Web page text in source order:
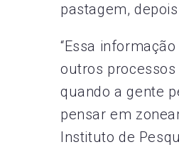
pastagem,
“Essa
outros
quando a gente
pensar em
Instituto de